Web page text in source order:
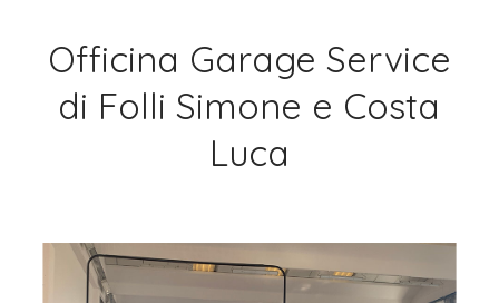
Officina Garage Service
di Folli Simone e Costa
Luca